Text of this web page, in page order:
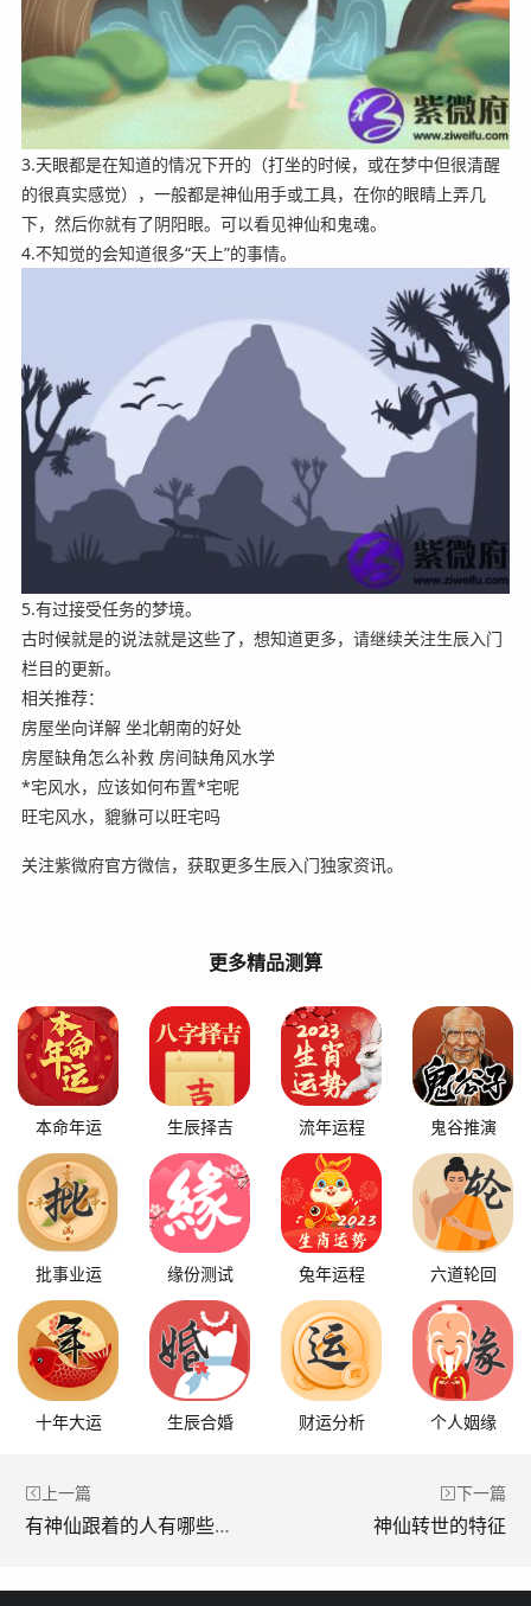
3.天眼都是在知道的情况下开的（打坐的时候，或在梦中但很清醒
的很真实感觉），一般都是神仙用手或工具，在你的眼睛上弄几
下，然后你就有了阴阳眼。可以看见神仙和鬼魂。
4.不知觉的会知道很多“天上”的事情。
5.有过接受任务的梦境。
古时候就是的说法就是这些了，想知道更多，请继续关注生辰入门
栏目的更新。
相关推荐：
房屋坐向详解 坐北朝南的好处
房屋缺角怎么补救 房间缺角风水学
*宅风水，应该如何布置*宅呢
旺宅风水，貔貅可以旺宅吗
关注紫微府官方微信，获取更多生辰入门独家资讯。
更多精品测算
本命年运 生辰择吉 流年运程 鬼谷推演
批事业运 缘份测试 兔年运程 六道轮回
十年大运 生辰合婚 财运分析 个人姻缘
上一篇
有神仙跟着的人有哪些特征
下一篇
神仙转世的特征